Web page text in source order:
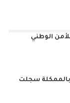
الوطني
بالممكلة سجلت